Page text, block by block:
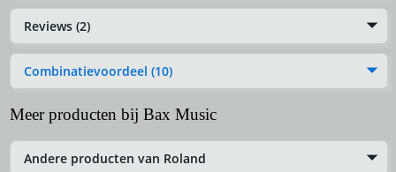
Reviews (2)
Combinatievoordeel (10)
Meer producten bij Bax Music
Andere producten van Roland